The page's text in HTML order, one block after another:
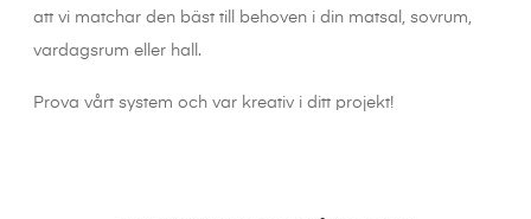
att vi matchar den bäst till behoven i din matsal, sovrum,
vardagsrum eller hall.
Prova vårt system och var kreativ i ditt projekt!